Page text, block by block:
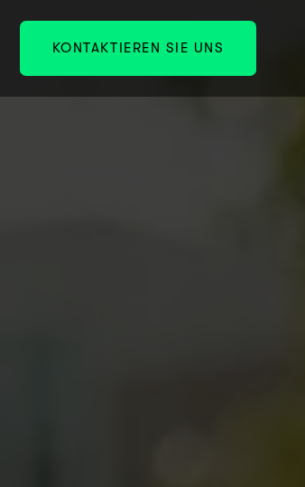
KONTAKTIEREN SIE UNS